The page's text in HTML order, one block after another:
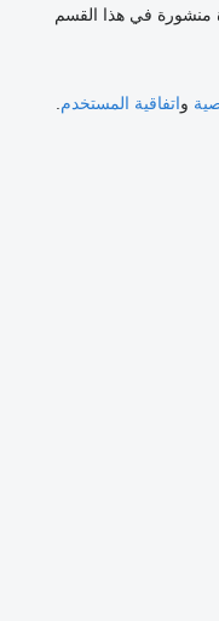
منشورة في هذا القسم
واتفاقية المستخدم